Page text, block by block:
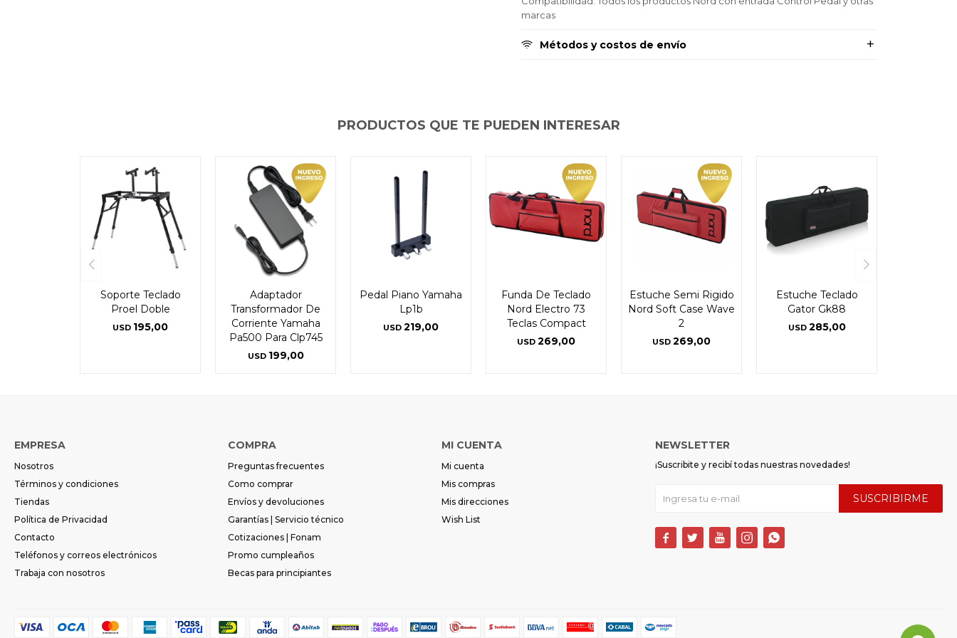
marcas
Métodos y costos de envío
PRODUCTOS QUE TE PUEDEN INTERESAR
Soporte Teclado
Proel Doble
USD 195,00
Adaptador
Transformador De
Corriente Yamaha
Pa500 Para Clp745
USD 199,00
Pedal Piano Yamaha
Lp1b
USD 219,00
Funda De Teclado
Nord Electro 73
Teclas Compact
USD 269,00
Estuche Semi Rigido
Nord Soft Case Wave
2
USD 269,00
Estuche Teclado
Gator Gk88
USD 285,00
EMPRESA
Nosotros
Términos y condiciones
Tiendas
Política de Privacidad
Contacto
Teléfonos y correos electrónicos
Trabaja con nosotros
COMPRA
Preguntas frecuentes
Como comprar
Envíos y devoluciones
Garantías | Servicio técnico
Cotizaciones | Fonam
Promo cumpleaños
Becas para principiantes
MI CUENTA
Mi cuenta
Mis compras
Mis direcciones
Wish List
NEWSLETTER
¡Suscribite y recibí todas nuestras novedades!
SUSCRIBIRME
    